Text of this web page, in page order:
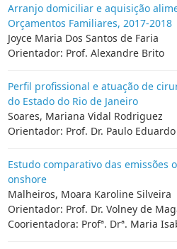
Arranjo domiciliar e aquisição
Orçamentos Familiares, 2017-2018
Joyce Maria Dos Santos de Faria
Orientador: Prof. Alexandre Brito
Perfil profissional e atuação de
do Estado do Rio de Janeiro
Soares, Mariana Vidal Rodriguez
Orientador: Prof. Dr. Paulo
Estudo comparativo das emissões
onshore
Malheiros, Moara Karoline Silveira
Orientador: Prof. Dr. Volney de
Coorientadora: Profª. Drª. Maria